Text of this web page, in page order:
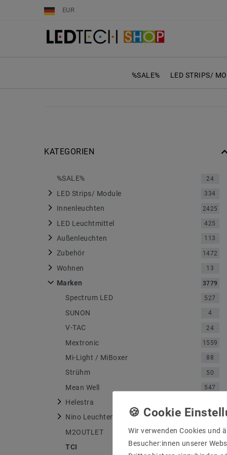
EUR
%SALE% LED STRIPS/
KATEGORIEN
%SALE% 24
LED Strips/ Module 334
Innenleuchten 2425
LED Leuchtmittel 425
Außenleuchten 113
Zubehör 1472
Wohnen 13
Marken 3779
Spectrum LED 527
SUNON 4
V-TAC 24
Mextronic 1559
Mi-Light / MiBoxer 88
Strühm 50
Mean Well 547
Helestra
Nino Leuchten 4
M2OUTLET 175
TCI 6
Wir verwenden Cookies und
Besucher:innen unserer